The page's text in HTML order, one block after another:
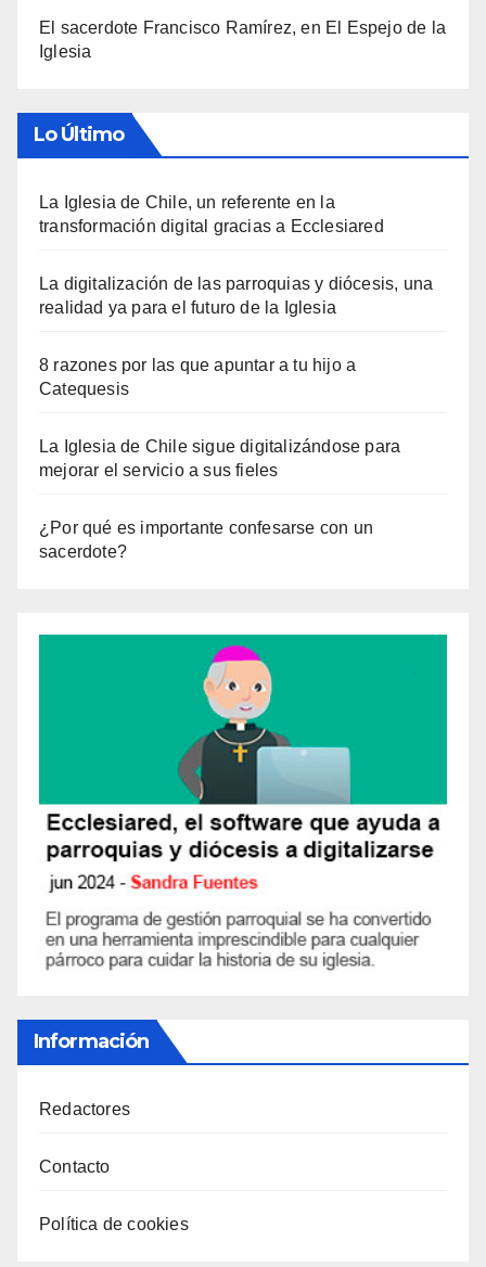
El sacerdote Francisco Ramírez, en El Espejo de la
Iglesia
Lo Último
La Iglesia de Chile, un referente en la
transformación digital gracias a Ecclesiared
La digitalización de las parroquias y diócesis, una
realidad ya para el futuro de la Iglesia
8 razones por las que apuntar a tu hijo a
Catequesis
La Iglesia de Chile sigue digitalizándose para
mejorar el servicio a sus fieles
¿Por qué es importante confesarse con un
sacerdote?
Información
Redactores
Contacto
Política de cookies